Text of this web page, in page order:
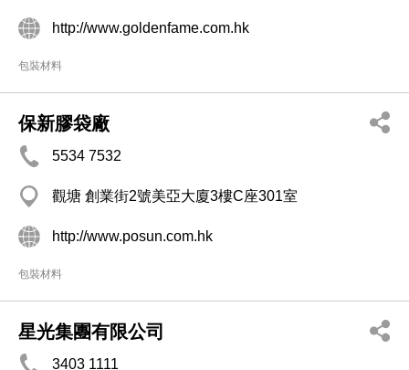
http://www.goldenfame.com.hk
包裝材料
保新膠袋廠
5534 7532
觀塘 創業街2號美亞大廈3樓C座301室
http://www.posun.com.hk
包裝材料
星光集團有限公司
3403 1111